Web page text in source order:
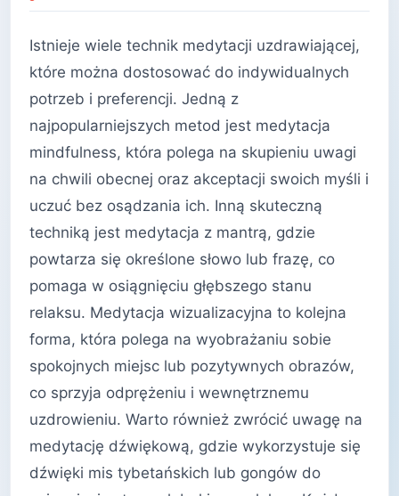
Istnieje wiele technik medytacji uzdrawiającej,
które można dostosować do indywidualnych
potrzeb i preferencji. Jedną z
najpopularniejszych metod jest medytacja
mindfulness, która polega na skupieniu uwagi
na chwili obecnej oraz akceptacji swoich myśli i
uczuć bez osądzania ich. Inną skuteczną
techniką jest medytacja z mantrą, gdzie
powtarza się określone słowo lub frazę, co
pomaga w osiągnięciu głębszego stanu
relaksu. Medytacja wizualizacyjna to kolejna
forma, która polega na wyobrażaniu sobie
spokojnych miejsc lub pozytywnych obrazów,
co sprzyja odprężeniu i wewnętrznemu
uzdrowieniu. Warto również zwrócić uwagę na
medytację dźwiękową, gdzie wykorzystuje się
dźwięki mis tybetańskich lub gongów do